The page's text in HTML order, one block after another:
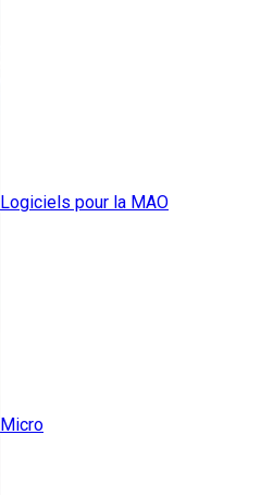
Logiciels pour la MAO
Micro